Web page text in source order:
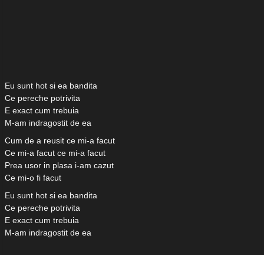
Eu sunt hot si ea bandita
Ce pereche potrivita
E exact cum trebuia
M-am indragostit de ea
Cum de a reusit ce mi-a facut
Ce mi-a facut ce mi-a facut
Prea usor in plasa i-am cazut
Ce mi-o fi facut
Eu sunt hot si ea bandita
Ce pereche potrivita
E exact cum trebuia
M-am indragostit de ea